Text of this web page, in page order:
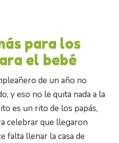
para los
el bebé
de un año no
y eso no le quita nada a la
es un rito de los papás,
celebrar que llegaron
falta llenar la casa de